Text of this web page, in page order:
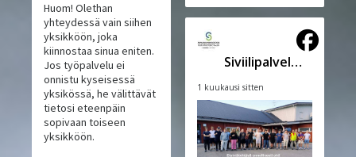
Huom! Olethan
yhteydessä vain siihen
yksikköön, joka
kiinnostaa sinua eniten.
Jos työpalvelu ei
onnistu kyseisessä
yksikössä, he välittävät
tietosi eteenpäin
sopivaan toiseen
yksikköön.
Siviilipalveluskeskus
1 kuukausi sitten